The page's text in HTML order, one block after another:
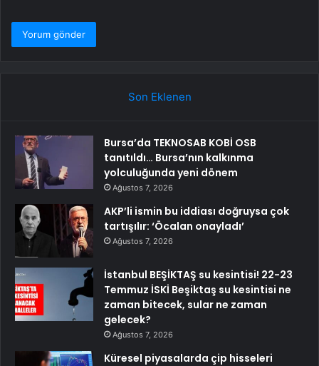
Son Eklenen
Bursa’da TEKNOSAB KOBİ OSB
tanıtıldı… Bursa’nın kalkınma
yolculuğunda yeni dönem
Ağustos 7, 2026
AKP’li ismin bu iddiası doğruysa çok
tartışılır: ‘Öcalan onayladı’
Ağustos 7, 2026
İstanbul BEŞİKTAŞ su kesintisi! 22-23
Temmuz İSKİ Beşiktaş su kesintisi ne
zaman bitecek, sular ne zaman
gelecek?
Ağustos 7, 2026
Küresel piyasalarda çip hisseleri